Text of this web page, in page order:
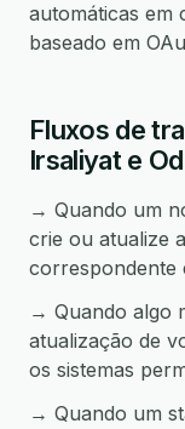
automáticas em
baseado em
Fluxos de
Irsaliyat e
→ Quando um
crie ou atualize
correspondente
→ Quando algo
atualização de
os sistemas
→ Quando um